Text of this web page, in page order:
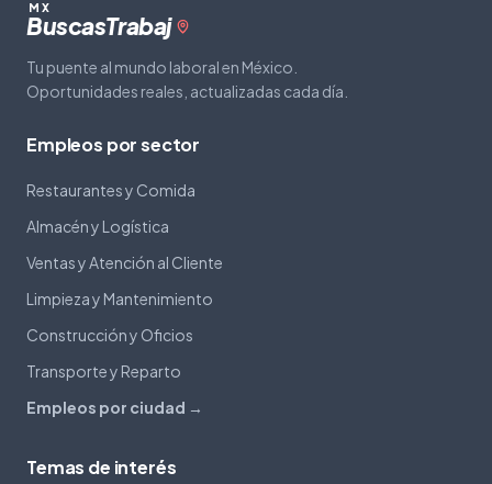
MX
BuscasTrabaj
Tu puente al mundo laboral en México.
Oportunidades reales, actualizadas cada día.
Empleos por sector
Restaurantes y Comida
Almacén y Logística
Ventas y Atención al Cliente
Limpieza y Mantenimiento
Construcción y Oficios
Transporte y Reparto
Empleos por ciudad →
Temas de interés